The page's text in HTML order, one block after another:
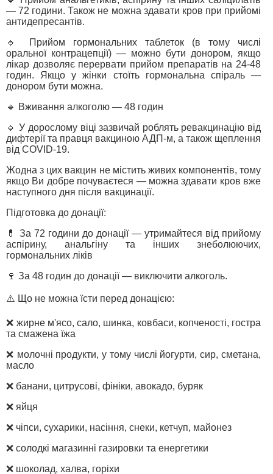
— 72 години. Також не можна здавати кров при прийомі
антидепресантів.
🔹 Прийом гормональних таблеток (в тому числі
оральної контрацепції) — можно бути донором, якщо
лікар дозволяє перервати прийом препаратів на 24-48
годин. Якщо у жінки стоїть гормональна спіраль —
донором бути можна.
🔹 Вживання алкоголю — 48 годин
🔹 У дорослому віці зазвичай роблять ревакцинацію від
дифтерії та правця вакциною АДП-м, а також щеплення
від COVID-19.
Жодна з цих вакцин не містить живих компонентів, тому
якщо Ви добре почуваєтеся — можна здавати кров вже
наступного дня після вакцинації.
Підготовка до донації:
💊 За 72 години до донації — утримайтеся від прийому
аспірину, анальгіну та інших знеболюючих,
гормональних ліків
🍷 За 48 годин до донації — виключити алкоголь.
⚠️ Що не можна їсти перед донацією:
❌ жирне м'ясо, сало, шинка, ковбаси, копченості, гостра
та смажена їжа
❌ молочні продукти, у тому числі йогурти, сир, сметана,
масло
❌ банани, цитрусові, фініки, авокадо, буряк
❌ яйця
❌ чіпси, сухарики, насіння, снеки, кетчуп, майонез
❌ солодкі магазинні газировки та енергетики
❌ шоколад, халва, горіхи